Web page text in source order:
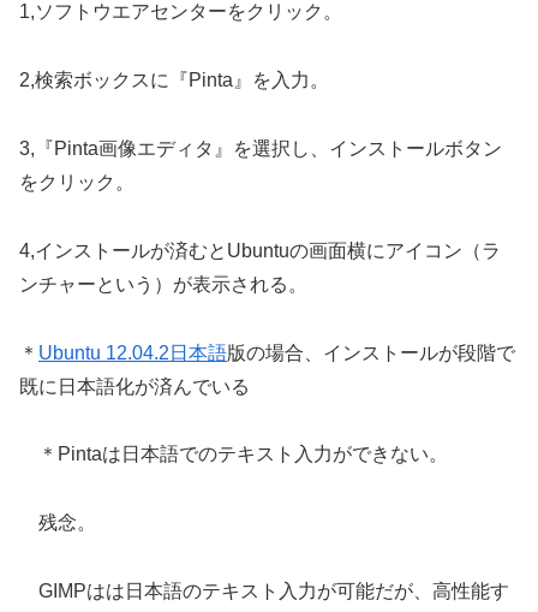
1,ソフトウエアセンターをクリック。
2,検索ボックスに『Pinta』を入力。
3,『Pinta画像エディタ』を選択し、インストールボタン
をクリック。
4,インストールが済むとUbuntuの画面横にアイコン（ラ
ンチャーという）が表示される。
＊ Ubuntu 12.04.2日本語版の場合、インストールが段階で
既に日本語化が済んでいる
＊Pintaは日本語でのテキスト入力ができない。
残念。
GIMPはは日本語のテキスト入力が可能だが、高性能す